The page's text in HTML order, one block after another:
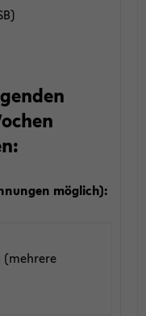
möglich):
(mehrere